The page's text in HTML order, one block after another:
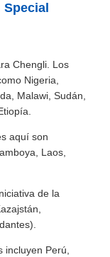
Chengli. Los
Nigeria,
Malawi, Sudán,
aquí son
Laos,
de la
Perú,